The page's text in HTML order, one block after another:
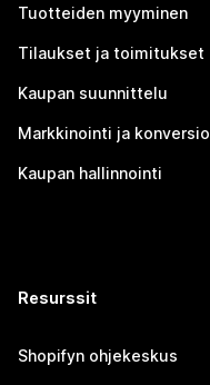
Tuotteiden myyminen
Tilaukset ja toimitukset
Kaupan suunnittelu
Markkinointi ja konversio
Kaupan hallinnointi
Resurssit
Shopifyn ohjekeskus